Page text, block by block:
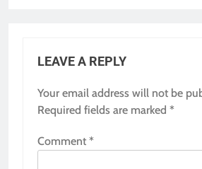
LEAVE A REPLY
Your email address will not be
Required fields are marked *
Comment *